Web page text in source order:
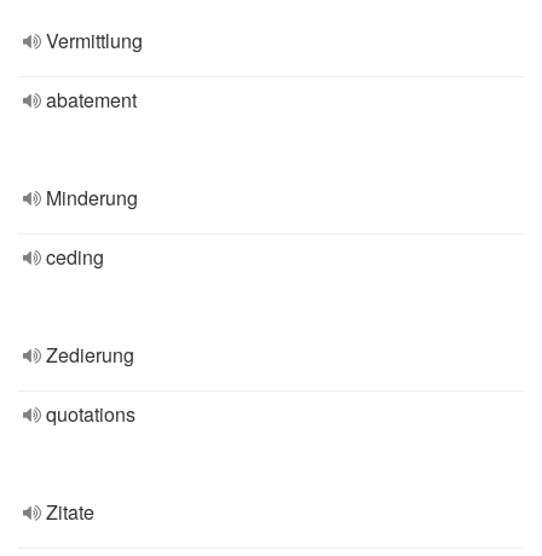
Vermittlung
abatement
Minderung
ceding
Zedierung
quotations
Zitate